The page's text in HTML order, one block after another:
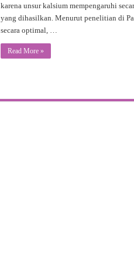
karena unsur kalsium mempengaruhi
yang dihasilkan. Menurut penelitian di
secara optimal, …
Read More »